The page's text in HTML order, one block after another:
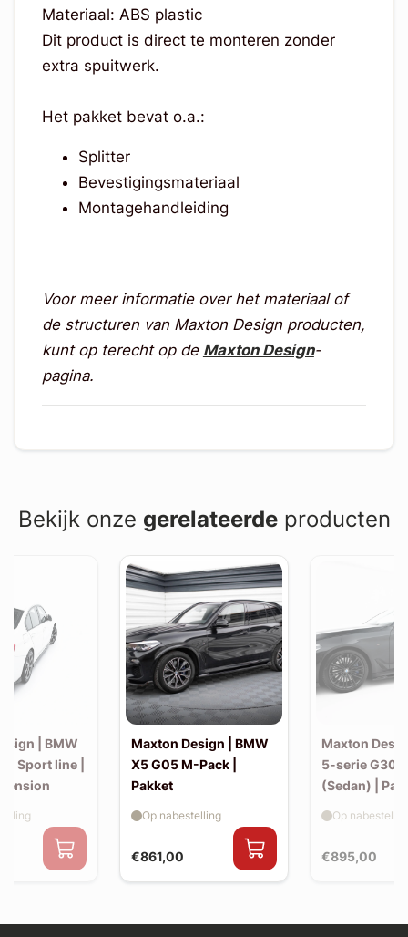
Materiaal: ABS plastic
Dit product is direct te monteren zonder
extra spuitwerk.
Het pakket bevat o.a.:
Splitter
Bevestigingsmateriaal
Montagehandleiding
Voor meer informatie over het materiaal of
de structuren van Maxton Design producten,
kunt op terecht op de Maxton Design-
pagina.
Bekijk onze gerelateerdeproducten
| BMW
Sport line |
Maxton Design | BMW
X5 G05 M-Pack |
Pakket
€861,00
Op nabestelling
Maxton
5-serie G30
(Sedan) |
€895,00
Op